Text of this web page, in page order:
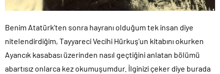
Benim Atatürk’ten sonra hayranı olduğum tek insan diye
nitelendirdiğim, Tayyareci Vecihi Hürkuş’un kitabını okurken
Ayancık kasabası üzerinden nasıl geçtiğini anlatan bölümü
abartısız onlarca kez okumuşumdur. İlginizi çeker diye burada